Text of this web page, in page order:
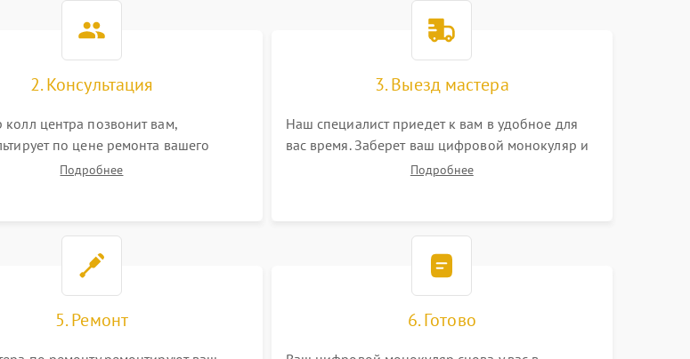
2. Консультация
центра позвонит вам,
по цене ремонта вашего
монокуляра а также ответит на все
Подробнее
3. Выезд мастера
Наш специалист приедет к вам в удобное для
вас время. Заберет ваш цифровой монокуляр и
привезет на склад для диагностики.
Подробнее
5. Ремонт 6. Готово